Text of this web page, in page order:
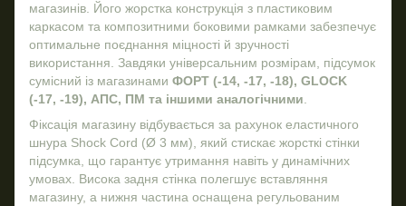
магазинів. Його жорстка конструкція з пластиковим
каркасом та композитними боковими рамками забезпечує
оптимальне поєднання міцності й зручності
використання. Завдяки універсальним розмірам, підсумок
сумісний із магазинами ФОРТ (-14, -17, -18), GLOCK
(-17, -19), АПС, ПМ та іншими аналогічними
Фіксація магазину відбувається за рахунок еластичного
шнура Shock Cord (Ø 3 мм), який стискає жорсткі стінки
підсумка, що гарантує утримання навіть у динамічних
умовах. Висока задня стінка полегшує вставляння
магазину, а нижня частина оснащена регульованим